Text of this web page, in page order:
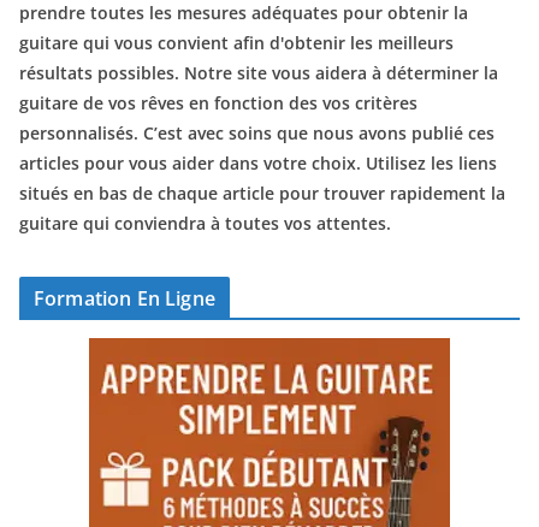
prendre toutes les mesures adéquates pour obtenir la
guitare qui vous convient afin d'obtenir les meilleurs
résultats possibles. Notre site vous aidera à déterminer la
guitare de vos rêves en fonction des vos critères
personnalisés. C’est avec soins que nous avons publié ces
articles pour vous aider dans votre choix. Utilisez les liens
situés en bas de chaque article pour trouver rapidement la
guitare qui conviendra à toutes vos attentes.
Formation En Ligne